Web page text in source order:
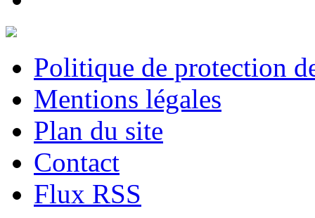
Politique de protection
Mentions légales
Plan du site
Contact
Flux RSS